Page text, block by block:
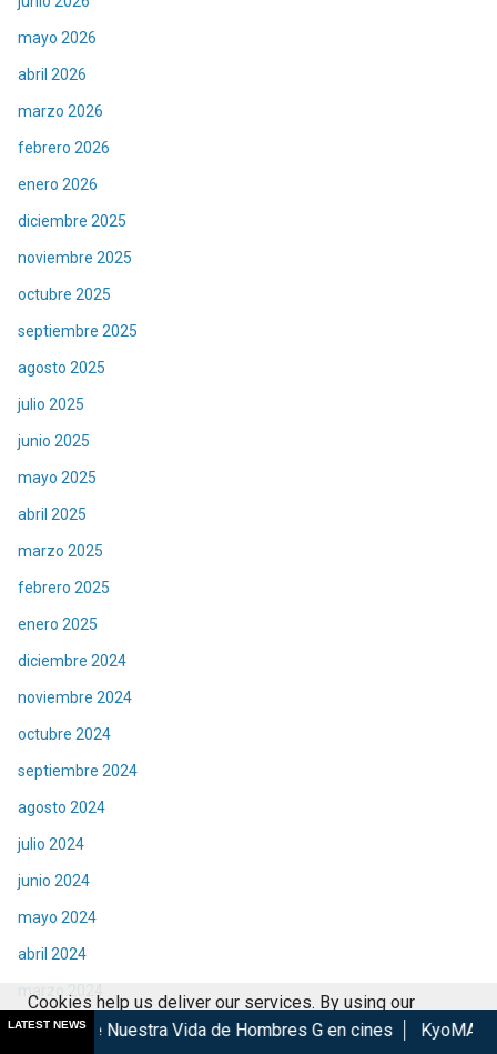
mayo 2026
abril 2026
marzo 2026
febrero 2026
enero 2026
diciembre 2025
noviembre 2025
octubre 2025
septiembre 2025
agosto 2025
julio 2025
junio 2025
mayo 2025
abril 2025
marzo 2025
febrero 2025
enero 2025
diciembre 2024
noviembre 2024
octubre 2024
septiembre 2024
agosto 2024
julio 2024
junio 2024
mayo 2024
abril 2024
febrero 2024
LATEST NEWS
de Hombres G en cines KyoMAF 2026: Anuncian
Cookies help us deliver our services. By using our
services, you agree to our use of cookies.
Got it